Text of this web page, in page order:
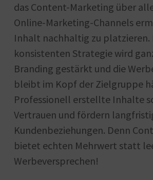
das Content-Marketing über
Online-Marketing-Channels
Inhalt nachhaltig zu platzieren.
konsistenten Strategie wird
Branding gestärkt und die
bleibt im Kopf der Zielgruppe
Professionell erstellte Inhalte
Vertrauen und fördern
Kundenbeziehungen. Denn
bietet echten Mehrwert statt
Werbeversprechen!